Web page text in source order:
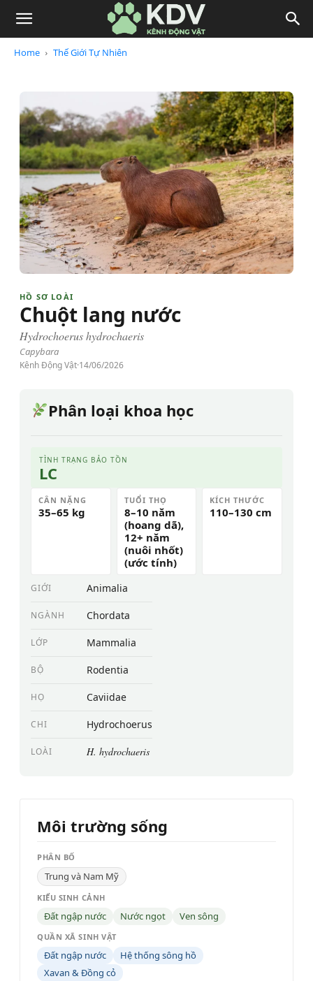
Home Thế Giới Tự Nhiên
HỒ SƠ LOÀI
Chuột lang nước
Hydrochoerus hydrochaeris
Capybara
Kênh Động Vật·14/06/2026
Phân loại khoa học
GIỚI Animalia
NGÀNH Chordata
LỚP Mammalia
BỘ Rodentia
HỌ Caviidae
CHI Hydrochoerus
LOÀI H. hydrochaeris
TÌNH TRẠNG BẢO TỒN
LC
CÂN NẶNG
35–65 kg
TUỔI THỌ
8–10 năm
(hoang dã),
12+ năm
(nuôi nhốt)
(ước tính)
KÍCH THƯỚC
110–130 cm
Môi trường sống
PHÂN BỐ
Trung và Nam Mỹ
KIỂU SINH CẢNH
Đất ngập nước Nước ngọt Ven sông
QUẦN XÃ SINH VẬT
Đất ngập nước
Hệ thống sông hồ
Xavan & Đồng cỏ